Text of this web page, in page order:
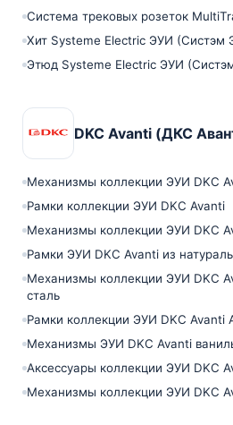
Система трековых розеток
Хит Systeme Electric ЭУИ (Систэм
Этюд Systeme Electric ЭУИ
DKC Avanti (ДКС
Механизмы коллекции ЭУИ DKC
Рамки коллекции ЭУИ DKC Avanti
Механизмы коллекции ЭУИ DKC
Рамки ЭУИ DKC Avanti из
Механизмы коллекции ЭУИ DKC
сталь
Рамки коллекции ЭУИ DKC Avanti
Механизмы ЭУИ DKC Avanti
Аксессуары коллекции ЭУИ DKC
Механизмы коллекции ЭУИ DKC